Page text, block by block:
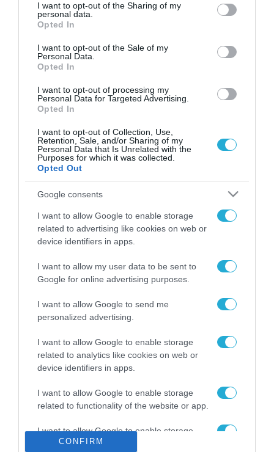
not limited to your visit or usage behaviour. You may click to
grant or deny consent to Google and its third-party tags to
use your data for below specified purposes in below Google
consent section.
I want to opt-out of the Sharing of my
personal data.
Opted In
I want to opt-out of the Sale of my
Personal Data.
Opted In
I want to opt-out of processing my
Personal Data for Targeted Advertising.
Opted In
I want to opt-out of Collection, Use,
Retention, Sale, and/or Sharing of my
Personal Data that Is Unrelated with the
Purposes for which it was collected.
Opted Out
Google consents
I want to allow Google to enable storage
related to advertising like cookies on web or
device identifiers in apps.
I want to allow my user data to be sent to
Google for online advertising purposes.
I want to allow Google to send me
personalized advertising.
I want to allow Google to enable storage
related to analytics like cookies on web or
device identifiers in apps.
I want to allow Google to enable storage
related to functionality of the website or app.
I want to allow Google to enable storage
related to personalization.
CONFIRM
ΡΟΗ ΕΙΔΗΣΕΩΝ
Το χρηματοδοτούμενο
από την ΕΕ έργο “The
Gaming Police”
ενισχύει την ασφάλεια
των παιδιών στο
31.07.2026
ΑΑΔΕ: Διευκρινίσεις
για τα πρόστιμα σε
παραβάσεις που
31.07.2026
Τεχνητή Νοημοσύνη
δεν είναι απλώς μια
νέα τεχνολογία, είναι
επανάσταση»
31.07.2026
Νέος οδηγός του ΕΚΤ
για τη χρηματοδότηση
των ελληνικών
επιχειρήσεων στον
χώρο της άμυνας